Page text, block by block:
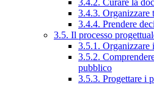
3.4.2. Curare la
3.4.3.
3.4.4. Prendere
3.5. Il processo
3.5.1. Organizzare
3.5.2.
pubblico
3.5.3. Progettare i